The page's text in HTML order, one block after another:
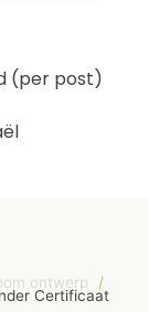
(per post)
ontwerp /
Certificaat